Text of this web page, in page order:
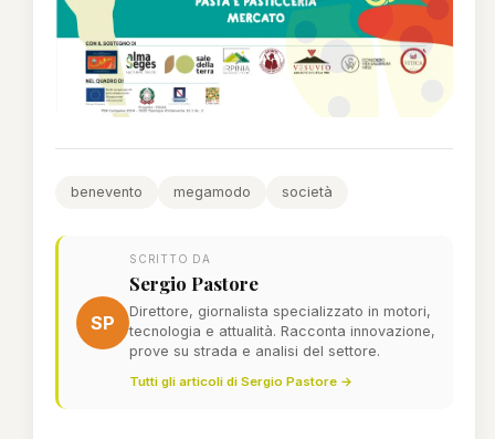
benevento megamodo società
SP
SCRITTO DA
Sergio Pastore
Direttore, giornalista specializzato in motori,
tecnologia e attualità. Racconta innovazione,
prove su strada e analisi del settore.
Tutti gli articoli di Sergio Pastore →